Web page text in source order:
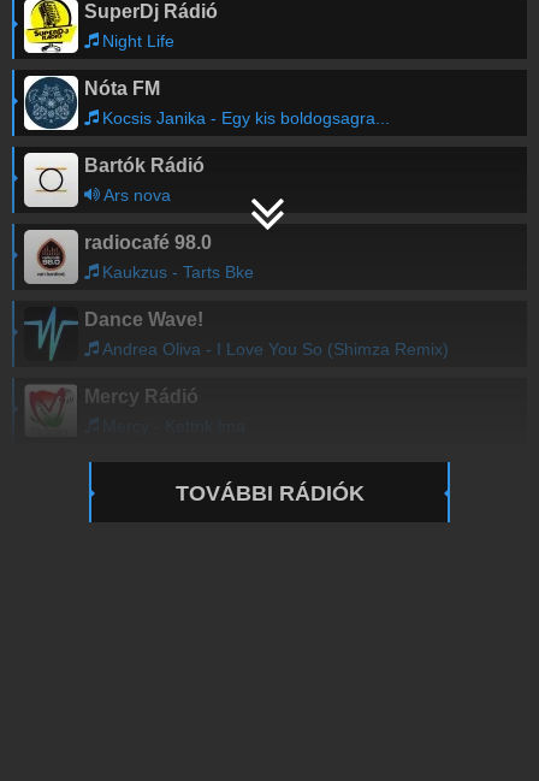
SuperDj Rádió
Night Life
Nóta FM
Kocsis Janika - Egy kis boldogsagra...
Bartók Rádió
Ars nova
radiocafé 98.0
Kaukzus - Tarts Bke
Dance Wave!
Andrea Oliva - I Love You So (Shimza Remix)
Mercy Rádió
TOVÁBBI RÁDIÓK